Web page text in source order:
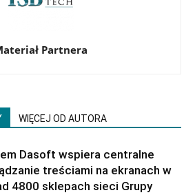
Partnera
WIĘCEJ OD AUTORA
Dasoft wspiera centralne
treściami na ekranach w
4800 sklepach sieci Grupy